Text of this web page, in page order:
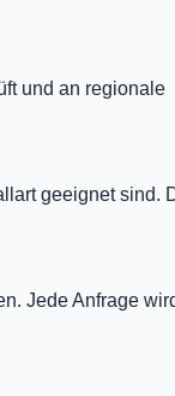
und an regionale
geeignet sind.
Jede Anfrage